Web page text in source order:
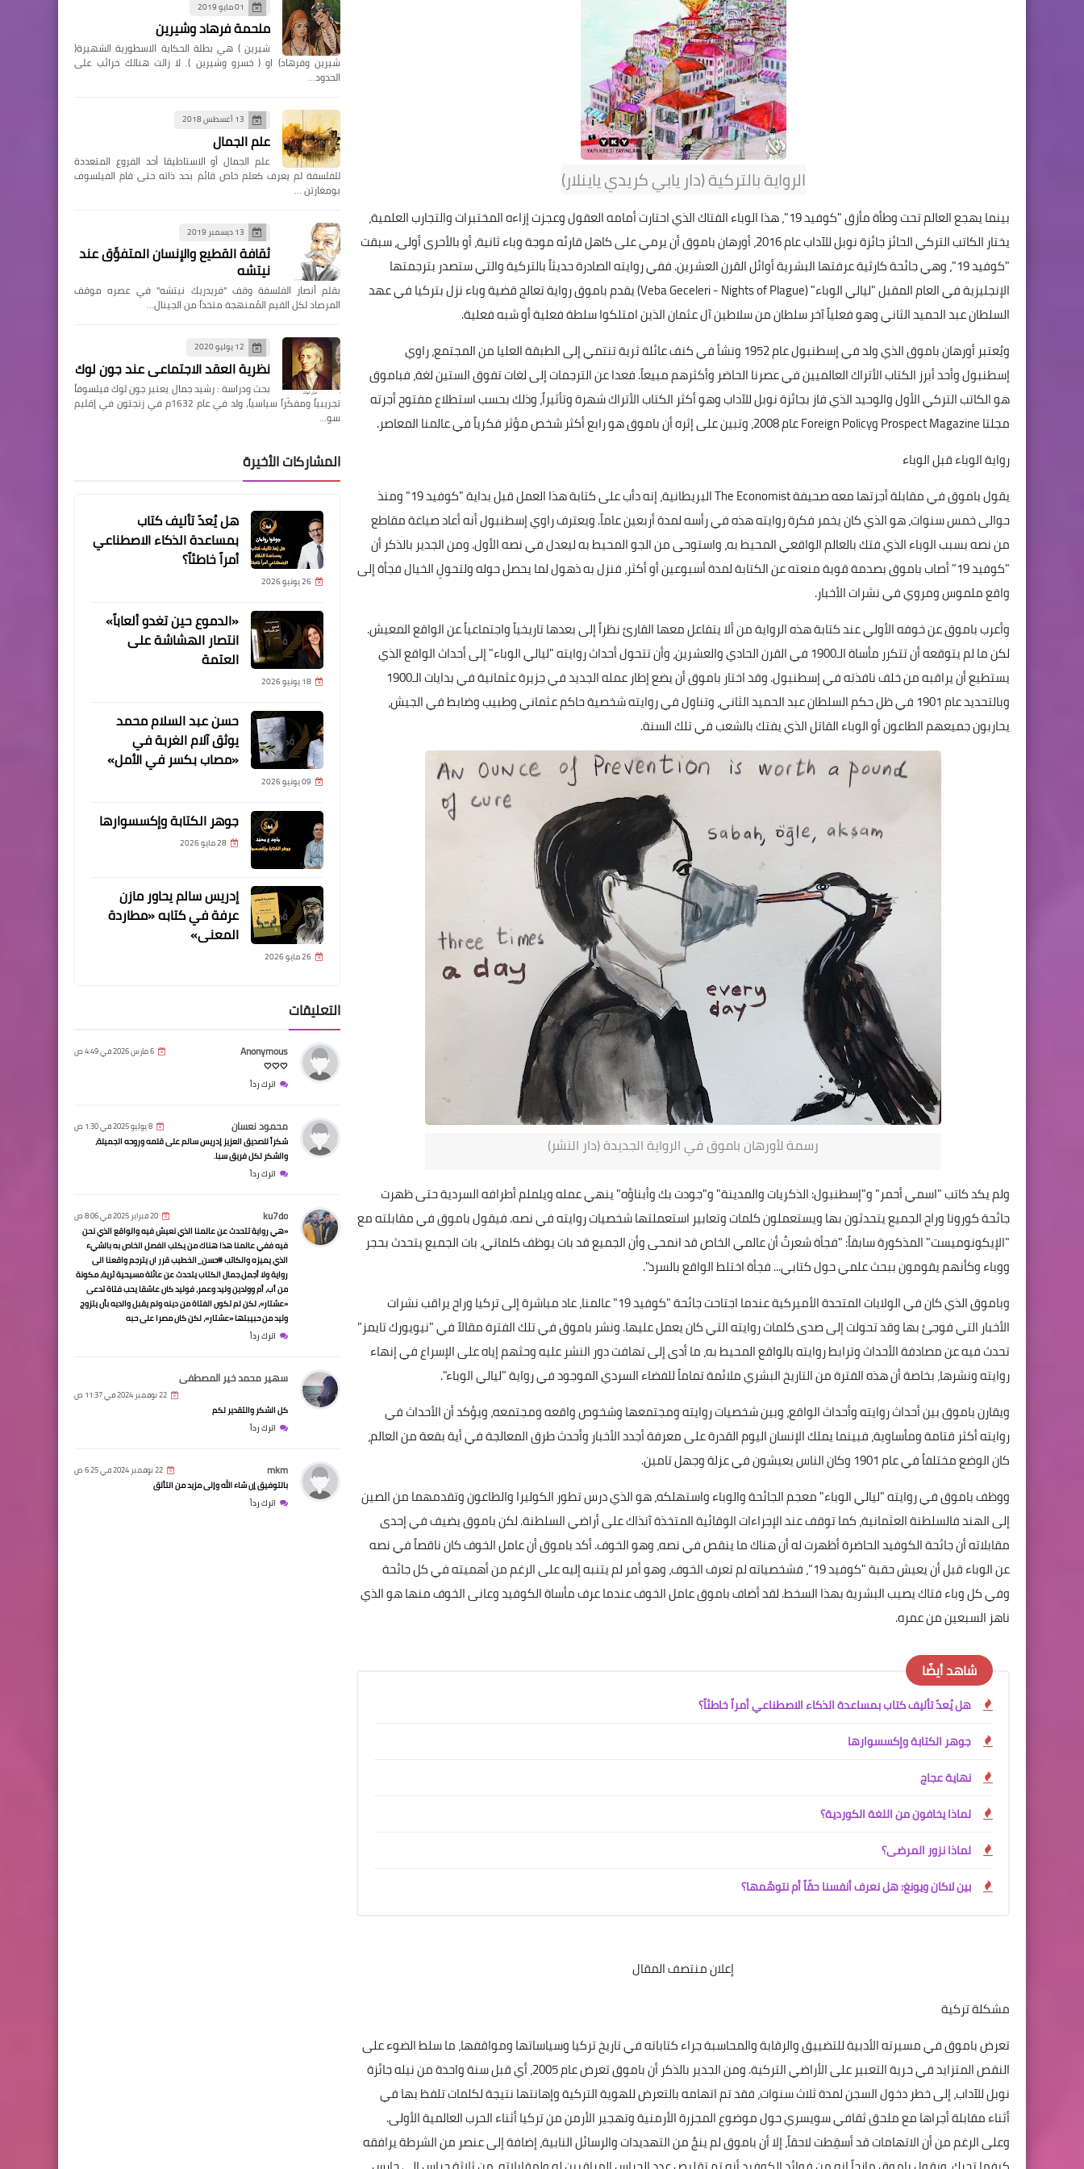
الرواية بالتركية (دار يابي كريدي ياينلار)
بينما يهجع العالم تحت وطأة مأزق "كوفيد 19"، هذا الوباء الفتاك الذي احتارت أمامه العقول وعجزت إزاءه المختبرات والتجارب العلمية،
يختار الكاتب التركي الحائز جائزة نوبل للآداب عام 2016، أورهان باموق أن يرمي على كاهل قارئه موجة وباء ثانية، أو بالأحرى أولى، سبقت
"كوفيد 19"، وهي جائحة كارثية عرفتها البشرية أوائل القرن العشرين. ففي روايته الصادرة حديثاً بالتركية والتي ستصدر بترجمتها
الإنجليزية في العام المقبل "ليالي الوباء" (Veba Geceleri - Nights of Plague) يقدم باموق رواية تعالج قضية وباء نزل بتركيا في عهد
السلطان عبد الحميد الثاني وهو فعلياً آخر سلطان من سلاطين آل عثمان الذين امتلكوا سلطة فعلية أو شبه فعلية.
ويُعتبر أورهان باموق الذي ولد في إسطنبول عام 1952 ونشأ في كنف عائلة ثرية تنتمي إلى الطبقة العليا من المجتمع، راوي
إسطنبول وأحد أبرز الكتاب الأتراك العالميين في عصرنا الحاضر وأكثرهم مبيعاً. فعدا عن الترجمات إلى لغات تفوق الستين لغة، فباموق
هو الكاتب التركي الأول والوحيد الذي فاز بجائزة نوبل للآداب وهو أكثر الكتاب الأتراك شهرة وتأثيراً، وذلك بحسب استطلاع مفتوح أجرته
مجلتا Prospect Magazine وForeign Policy عام 2008، وتبين على إثره أن باموق هو رابع أكثر شخص مؤثر فكرياً في عالمنا المعاصر.
رواية الوباء قبل الوباء
يقول باموق في مقابلة أجرتها معه صحيفة The Economist البريطانية، إنه دأب على كتابة هذا العمل قبل بداية "كوفيد 19" ومنذ
حوالى خمس سنوات، هو الذي كان يخمر فكرة روايته هذه في رأسه لمدة أربعين عاماً. ويعترف راوي إسطنبول أنه أعاد صياغة مقاطع
من نصه بسبب الوباء الذي فتك بالعالم الواقعي المحيط به، واستوحى من الجو المحيط به ليعدل في نصه الأول. ومن الجدير بالذكر أن
"كوفيد 19" أصاب باموق بصدمة قوية منعته عن الكتابة لمدة أسبوعين أو أكثر، فنزل به ذهول لما يحصل حوله ولتحولِ الخيال فجأة إلى
واقع ملموس ومروي في نشرات الأخبار.
وأعرب باموق عن خوفه الأولي عند كتابة هذه الرواية من ألا يتفاعل معها القارئ نظراً إلى بعدها تاريخياً واجتماعياً عن الواقع المعيش.
لكن ما لم يتوقعه أن تتكرر مأساة الـ1900 في القرن الحادي والعشرين، وأن تتحول أحداث روايته "ليالي الوباء" إلى أحداث الواقع الذي
يستطيع أن يراقبه من خلف نافذته في إسطنبول. وقد اختار باموق أن يضع إطار عمله الجديد في جزيرة عثمانية في بدايات الـ1900
وبالتحديد عام 1901 في ظل حكم السلطان عبد الحميد الثاني، وتناول في روايته شخصية حاكم عثماني وطبيب وضابط في الجيش،
يحاربون جميعهم الطاعون أو الوباء القاتل الذي يفتك بالشعب في تلك السنة.
رسمة لأورهان باموق في الرواية الجديدة (دار النشر)
ولم يكد كاتب "اسمي أحمر" و"إسطنبول: الذكريات والمدينة" و"جودت بك وأبناؤه" ينهي عمله ويلملم أطرافه السردية حتى ظهرت
جائحة كورونا وراح الجميع يتحدثون بها ويستعملون كلمات وتعابير استعملتها شخصيات روايته في نصه. فيقول باموق في مقابلته مع
"الإيكونوميست" المذكورة سابقاً: "فجأة شعرتُ أن عالمي الخاص قد انمحى وأن الجميع قد بات يوظف كلماتي، بات الجميع يتحدث بحجر
ووباء وكأنهم يقومون ببحث علمي حول كتابي... فجأة اختلط الواقع بالسرد".
وباموق الذي كان في الولايات المتحدة الأميركية عندما اجتاحت جائحة "كوفيد 19" عالمنا، عاد مباشرة إلى تركيا وراح يراقب نشرات
الأخبار التي فوجئ بها وقد تحولت إلى صدى كلمات روايته التي كان يعمل عليها. ونشر باموق في تلك الفترة مقالاً في "نيويورك تايمز"
تحدث فيه عن مصادفة الأحداث وترابط روايته بالواقع المحيط به، ما أدى إلى تهافت دور النشر عليه وحثهم إياه على الإسراع في إنهاء
روايته ونشرها، بخاصة أن هذه الفترة من التاريخ البشري ملائمة تماماً للفضاء السردي الموجود في رواية "ليالي الوباء".
ويقارن باموق بين أحداث روايته وأحداث الواقع، وبين شخصيات روايته ومجتمعها وشخوص واقعه ومجتمعه، ويؤكد أن الأحداث في
روايته أكثر قتامة ومأساوية، فبينما يملك الإنسان اليوم القدرة على معرفة أجدد الأخبار وأحدث طرق المعالجة في أية بقعة من العالم،
كان الوضع مختلفاً في عام 1901 وكان الناس يعيشون في عزلة وجهل تامين.
ووظف باموق في روايته "ليالي الوباء" معجم الجائحة والوباء واستهلكه، هو الذي درس تطور الكوليرا والطاعون وتقدمهما من الصين
إلى الهند فالسلطنة العثمانية، كما توقف عند الإجراءات الوقائية المتخذة آنذاك على أراضي السلطنة. لكن باموق يضيف في إحدى
مقابلاته أن جائحة الكوفيد الحاضرة أظهرت له أن هناك ما ينقص في نصه، وهو الخوف. أكد باموق أن عامل الخوف كان ناقصاً في نصه
عن الوباء قبل أن يعيش حقبة "كوفيد 19"، فشخصياته لم تعرف الخوف، وهو أمر لم يتنبه إليه على الرغم من أهميته في كل جائحة
وفي كل وباء فتاك يصيب البشرية بهذا السخط. لقد أضاف باموق عامل الخوف عندما عرف مأساة الكوفيد وعانى الخوف منها هو الذي
ناهز السبعين من عمره.
شاهد أيضًا
هل يُعدّ تأليف كتاب بمساعدة الذكاء الاصطناعي أمراً خاطئاً؟
جوهر الكتابة وإكسسوارها
نهاية عجاج
لماذا يخافون من اللغة الكوردية؟
لماذا نزور المرضى؟
بين لاكان ويونغ: هل نعرف أنفسنا حقّاً أم نتوهّمها؟
إعلان منتصف المقال
مشكلة تركية
تعرض باموق في مسيرته الأدبية للتضييق والرقابة والمحاسبة جراء كتاباته في تاريخ تركيا وسياساتها ومواقفها، ما سلط الضوء على
النقص المتزايد في حرية التعبير على الأراضي التركية. ومن الجدير بالذكر أن باموق تعرض عام 2005، أي قبل سنة واحدة من نيله جائزة
نوبل للآداب، إلى خطر دخول السجن لمدة ثلاث سنوات، فقد تم اتهامه بالتعرض للهوية التركية وإهانتها نتيجة لكلمات تلفظ بها في
أثناء مقابلة أجراها مع ملحق ثقافي سويسري حول موضوع المجزرة الأرمنية وتهجير الأرمن من تركيا أثناء الحرب العالمية الأولى.
وعلى الرغم من أن الاتهامات قد أسقِطت لاحقاً، إلا أن باموق لم ينجُ من التهديدات والرسائل النابية، إضافة إلى عنصر من الشرطة يرافقه
01 مايو 2019
ملحمة فرهاد وشيرين
شيرين ) هي بطلة الحكاية الاسطورية الشهيرة(
شيرين وفرهاد) او ( خسرو وشيرين ). لا زالت هنالك خرائب على
الحدود…
13 أغسطس 2018
علم الجمال
علم الجمال أو الاستاطيقا أحد الفروع المتعددة
للفلسفة لم يعرف كعلم خاص قائم بحد ذاته حتى قام الفيلسوف
بومغارتن …
13 ديسمبر 2019
ثقافة القطيع والإنسان المتفوِّق عند
نيتشه
بقلم أنصار الفلسفة وقف "فريدريك نيتشه" في عصره موقف
المرصاد لكل القيم المُمنهجة متخذاً من الجينال…
12 يوليو 2020
نظرية العقد الاجتماعي عند جون لوك
بحث ودراسة : رشيد جمال يعتبر جون لوك فيلسوفاً
تجريبياً ومفكّراً سياسياً، ولد في عام 1632م في زنجتون في إقليم
سو…
المشاركات الأخيرة
هل يُعدّ تأليف كتاب
بمساعدة الذكاء الاصطناعي
أمراً خاطئاً؟
26 يونيو 2026
«الدموع حين تغدو ألعاباً»
انتصار الهشاشة على
العتمة
18 يونيو 2026
حسن عبد السلام محمد
يوثق آلام الغربة في
«مصاب بكسر في الأمل»
09 يونيو 2026
جوهر الكتابة وإكسسوارها
28 مايو 2026
إدريس سالم يحاور مازن
عرفة في كتابه «مطاردة
المعنى»
26 مايو 2026
التعليقات
Anonymous 6 مارس 2026 في 4:49 ص
🤍🤍🤍
اترك رداً
محمود نعسان 8 يوليو 2025 في 1:30 ص
شكراً للصديق العزيز إدريس سالم على قلمه وروحه الجميلة،
والشكر لكل فريق سبا.
اترك رداً
ku7do 20 فبراير 2025 في 8:06 ص
«هي رواية تتحدث عن عالمنا الذي نعيش فيه والواقع الذي نحن
فيه ففي عالمنا هذا هناك من يكتب الفصل الخاص به بالشيء
الذي يميزه والكاتب #حسن_الخطيب قرر ان يترجم واقعنا الى
رواية ولا أجمل.جمال الكتاب يتحدث عن عائلة مسيحية ثرية، مكونة
من أب، أم وولدين وليد وعمر، فوليد كان عاشقا يحب فتاة تدعى
«عشتار»، لكن لم تكون الفتاة من دينه ولم يقبل والديه بأن يتزوج
وليد من حبيبتها «عشتار»، لكن كان مصرا على حبه
اترك رداً
سهير محمد خير المصطفى
22 نوفمبر 2024 في 11:37 ص
كل الشكر والتقدير لكم
اترك رداً
mkm 22 نوفمبر 2024 في 6:25 ص
بالتوفيق إن شاء الله وإلى مزيد من التألق
اترك رداً